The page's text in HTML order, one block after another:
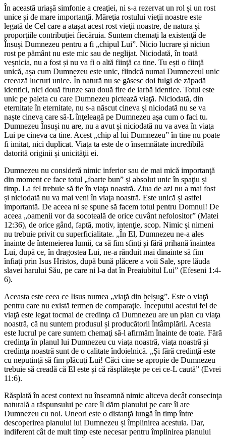
În această uriașă simfonie a creaţiei, ni s-a rezervat un rol și un rost
unice și de mare importanţă. Măreţia rostului vieţii noastre este
legată de Cel care a atașat acest rost vieţii noastre, de natura și
proporţiile contribuţiei fiecăruia. Suntem chemaţi la existenţă de
Însuși Dumnezeu pentru a fi „chipul Lui”. Nicio lucrare și niciun
rost pe pământ nu este mic sau de neglijat. Niciodată, în toată
veșnicia, nu a fost și nu va fi o altă fiinţă ca tine. Tu ești o fiinţă
unică, așa cum Dumnezeu este unic, fiindcă numai Dumnezeul unic
creează lucruri unice. În natură nu se găsesc doi fulgi de zăpadă
identici, nici două frunze sau două fire de iarbă identice. Totul este
unic pe paleta cu care Dumnezeu pictează viaţă. Niciodată, din
eternitate în eternitate, nu s-a născut cineva și niciodată nu se va
naște cineva care să-L înţeleagă pe Dumnezeu așa cum o faci tu.
Dumnezeu Însuși nu are, nu a avut și niciodată nu va avea în viaţa
Lui pe cineva ca tine. Acest „chip al lui Dumnezeu” în tine nu poate
fi imitat, nici duplicat. Viaţa ta este de o însemnătate incredibilă
datorită originii și unicităţii ei.
Dumnezeu nu consideră nimic inferior sau de mai mică importanţă
din moment ce face totul „foarte bun” și absolut unic în spaţiu și
timp. La fel trebuie să fie în viaţa noastră. Ziua de azi nu a mai fost
și niciodată nu va mai veni în viaţa noastră. Este unică și astfel
importantă. De aceea ni se spune să facem totul pentru Domnul! De
aceea „oamenii vor da socoteală de orice cuvânt nefolositor” (Matei
12:36), de orice gând, faptă, motiv, intenţie, scop. Nimic și nimeni
nu trebuie privit cu superficialitate. „În El, Dumnezeu ne-a ales
înainte de întemeierea lumii, ca să fim sfinţi și fără prihană înaintea
Lui, după ce, în dragostea Lui, ne-a rânduit mai dinainte să fim
înfiaţi prin Isus Hristos, după bună plăcere a voii Sale, spre lăuda
slavei harului Său, pe care ni l-a dat în Preaiubitul Lui” (Efeseni 1:4-
6).
Aceasta este ceea ce Iisus numea „viaţă din belșug”. Este o viaţă
pentru care nu există termen de comparaţie. Începutul acestui fel de
viaţă este legat tocmai de credinţa că Dumnezeu are un plan cu viaţa
noastră, că nu suntem produsul și producătorii întâmplării. Acesta
este lucrul pe care suntem chemaţi să-l afirmăm înainte de toate. Fără
credinţa în planul lui Dumnezeu cu viaţa noastră, viaţa noastră și
credinţa noastră sunt de o calitate îndoielnică. „Și fără credinţă este
cu neputinţă să fim plăcuţi Lui! Căci cine se apropie de Dumnezeu
trebuie să creadă că El este și că răsplătește pe cei ce-L caută” (Evrei
11:6).
Răsplată în acest context nu înseamnă nimic altceva decât consecinţa
naturală a răspunsului pe care îl dăm planului pe care îl are
Dumnezeu cu noi. Uneori este o distanţă lungă în timp între
descoperirea planului lui Dumnezeu și împlinirea acestuia. Dar,
indiferent cât de mult timp este necesar pentru împlinirea planului